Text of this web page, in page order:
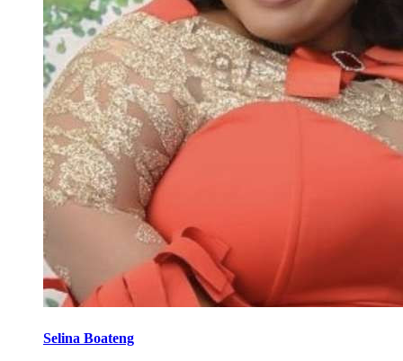
Selina Boateng